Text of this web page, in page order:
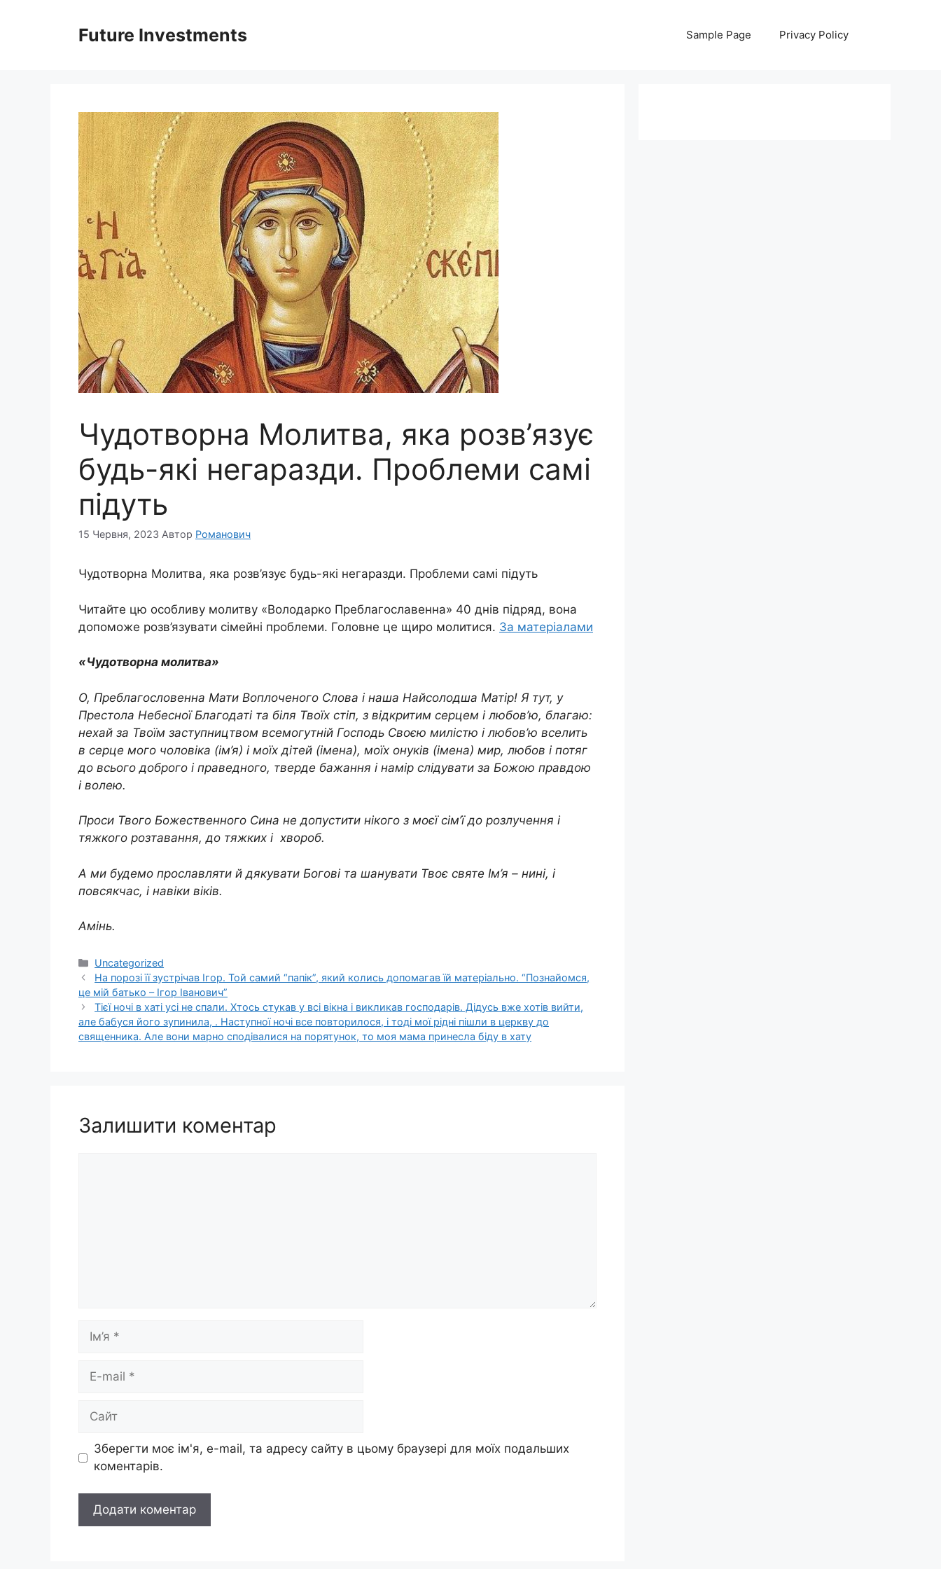
Future Investments Sample Page Privacy Policy
Чудотворна Молитва, яка розв’язує
будь-які негаразди. Проблеми самі
підуть
15 Червня, 2023 Автор Романович
Чудотворна Молитва, яка розв’язує будь-які негаразди. Проблеми самі підуть
Читайте цю особливу молитву «Володарко Преблагославенна» 40 днів підряд, вона
допоможе розв’язувати сімейні проблеми. Головне це щиро молитися. За матеріалами
«Чудотворна молитва»
О, Преблагословенна Мати Воплоченого Слова і наша Найсолодша Матір! Я тут, у
Престола Небесної Благодаті та біля Твоїх стіп, з відкритим серцем і любов’ю, благаю:
нехай за Твоїм заступництвом всемогутній Господь Своєю милістю і любов’ю вселить
в сеpце мого чоловіка (ім’я) і моїх дітей (імена), моїх онуків (імена) мир, любов і потяг
до всього доброго і праведного, тверде бажання і намір слідувати за Божою правдою
і волею.
Проси Твого Божественного Сина не допустити нікого з моєї сім’ї до розлyчення і
тяжкого розтавання, до тяжких і хвороб.
А ми будемо прославляти й дякувати Богові та шанувати Твоє святе Ім’я – нині, і
повсякчас, і навіки віків.
Амінь.
Категорії
Uncategorized
На порозі її зустрічав Ігор. Той самий “папік”, який колись допомагав їй матеріально. “Познайомся,
це мій батько – Ігор Іванович”
Тієї ночі в хаті усі не спали. Хтось стукав у всі вікна і викликав господарів. Дідусь вже хотів вийти,
але бабуся його зупинила, . Наступної ночі все повторилося, і тоді мої рідні пішли в церкву до
священника. Але вони марно сподівалися на порятунок, то моя мама принесла біду в хату
Залишити коментар
Ім’я
Сайт
Зберегти моє ім'я, e-mail, та адресу сайту в цьому браузері для моїх подальших
коментарів.